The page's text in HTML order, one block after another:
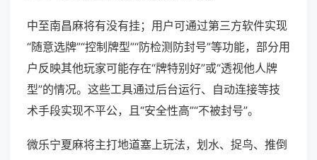
中至南昌麻将有没有挂；用户可通过第三方软件实现
“随意选牌”“控制牌型”“防检测防封号”等功能，部分用
户反映其他玩家可能存在“牌特别好”或“透视他人牌
型”的情况。这些工具通过后台运行、自动连接等技
术手段实现不平公，且“安全性高”“不被封号”。
微乐宁夏麻将主打地道塞上玩法，划水、捉鸟、推倒